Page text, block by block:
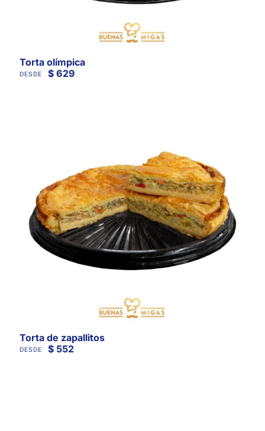
Torta olímpica
DESDE $629
Torta de zapallitos
DESDE $552